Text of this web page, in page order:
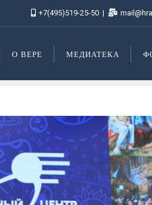
+7(495)519-25-50
О ВЕРЕ МЕДИАТЕКА